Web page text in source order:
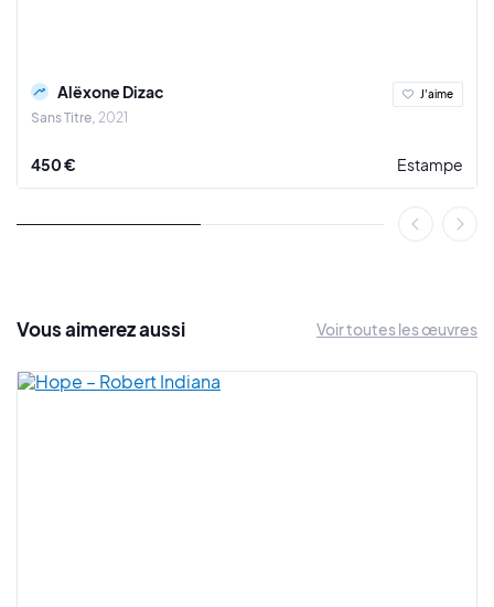
Alëxone Dizac
Sans Titre 2021
J'aime
450 € Estampe
Vousaimerezaussi Voir toutes les œuvres